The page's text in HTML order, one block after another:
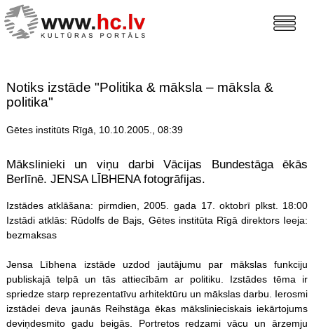
Notiks izstāde "Politika & māksla – māksla &
politika"
Gētes institūts Rīgā, 10.10.2005., 08:39
Mākslinieki un viņu darbi Vācijas Bundestāga ēkās
Berlīnē. JENSA LĪBHENA fotogrāfijas.
Izstādes atklāšana: pirmdien, 2005. gada 17. oktobrī plkst. 18:00
Izstādi atklās: Rūdolfs de Bajs, Gētes institūta Rīgā direktors Ieeja:
bezmaksas
Jensa Lībhena izstāde uzdod jautājumu par mākslas funkciju
publiskajā telpā un tās attiecībām ar politiku. Izstādes tēma ir
spriedze starp reprezentatīvu arhitektūru un mākslas darbu. Ierosmi
izstādei deva jaunās Reihstāga ēkas mākslinieciskais iekārtojums
deviņdesmito gadu beigās. Portretos redzami vācu un ārzemju